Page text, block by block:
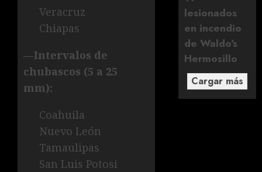
Veracruz
Chiapas
—Intervalos de
chubascos (5 a 25
mm):
Coahuila
Nuevo León
Tamaulipas
San Luis Potosí
lesionados
en incendio
de Waldo's
Hermosillo
Cargar más